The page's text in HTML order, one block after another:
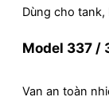
Dùng cho
Model 337 /
Van an toàn